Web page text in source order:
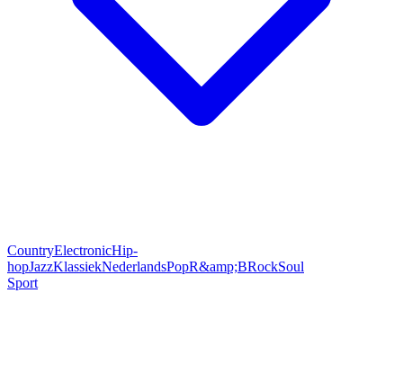
CountryElectronicHip-
hopJazzKlassiekNederlandsPopR&amp;BRockSoul
Sport